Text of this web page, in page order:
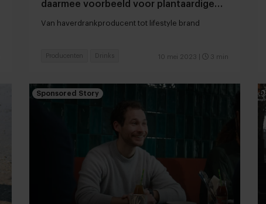
daarmee voorbeeld voor plantaardige
foodproducenten
Van haverdrankproducent tot lifestyle brand
10 mei 2023 3 min
Producenten Drinks
Sponsored Story